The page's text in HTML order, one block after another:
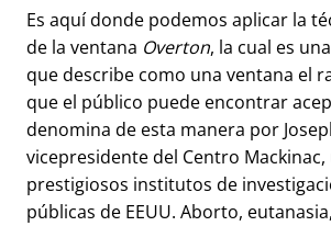
Es aquí donde podemos aplicar la
de la ventana Overton, la cual es
que describe como una ventana el
que el público puede encontrar
denomina de esta manera por
vicepresidente del Centro
prestigiosos institutos de
públicas de EEUU. Aborto,